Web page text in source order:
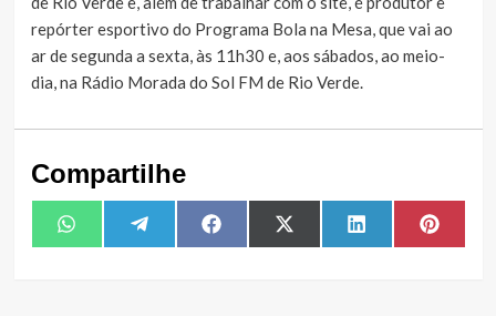
repórter esportivo do Programa Bola na Mesa, que vai ao
ar de segunda a sexta, às 11h30 e, aos sábados, ao meio-
dia, na Rádio Morada do Sol FM de Rio Verde.
Compartilhe
Share
on
WhatsAppShare
on
TelegramShare
on
FacebookShare
on
X
(Twitter)
Share
on
LinkedIn Share
on